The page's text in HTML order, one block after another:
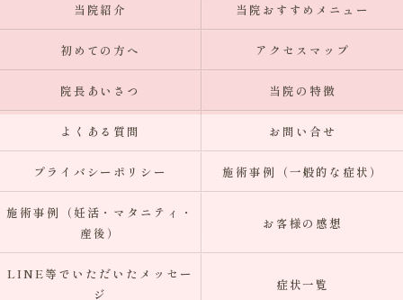
当院紹介 当院おすすめメニュー
初めての方へ アクセスマップ
院長あいさつ 当院の特徴
よくある質問 お問い合せ
プライバシーポリシー 施術事例（一般的な症状）
施術事例（妊活・マタニティ・
産後）
お客様の感想
LINE等でいただいたメッセー
ジ
症状一覧